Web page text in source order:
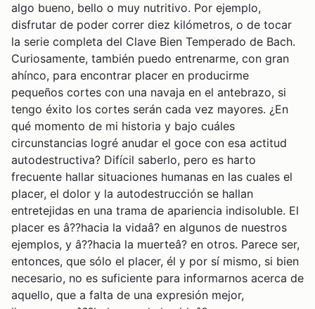
algo bueno, bello o muy nutritivo. Por ejemplo,
disfrutar de poder correr diez kilómetros, o de tocar
la serie completa del Clave Bien Temperado de Bach.
Curiosamente, también puedo entrenarme, con gran
ahínco, para encontrar placer en producirme
pequeños cortes con una navaja en el antebrazo, si
tengo éxito los cortes serán cada vez mayores. ¿En
qué momento de mi historia y bajo cuáles
circunstancias logré anudar el goce con esa actitud
autodestructiva? Difícil saberlo, pero es harto
frecuente hallar situaciones humanas en las cuales el
placer, el dolor y la autodestrucción se hallan
entretejidas en una trama de apariencia indisoluble. El
placer es â??hacia la vidaâ? en algunos de nuestros
ejemplos, y â??hacia la muerteâ? en otros. Parece ser,
entonces, que sólo el placer, él y por sí mismo, si bien
necesario, no es suficiente para informarnos acerca de
aquello, que a falta de una expresión mejor,